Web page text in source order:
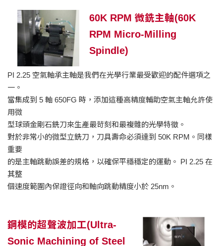
60K RPM 微銑主軸(60K
RPM Micro-Milling
Spindle)
PI 2.25 空氣軸承主軸是我們在光學行業最受歡迎的配件選項之
一。
當集成到 5 軸 650FG 時，添加這種高精度輔助空氣主軸允許使
用微
型球頭金剛石銑刀來生產最苛刻和最複雜的光學特徵。
對於非常小的微型立銑刀，刀具壽命必須達到 50K RPM。同樣
重要
的是主軸跳動誤差的規格，以確保平穩穩定的運動。 PI 2.25 在
其整
個速度範圍內保證徑向和軸向跳動精度小於 25nm。
鋼模的超聲波加工(Ultra-
Sonic Machining of Steel